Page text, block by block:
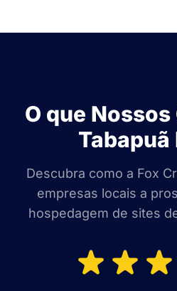
O que
Tabapuã
Descubra como a Fox
empresas locais a
hospedagem de sites